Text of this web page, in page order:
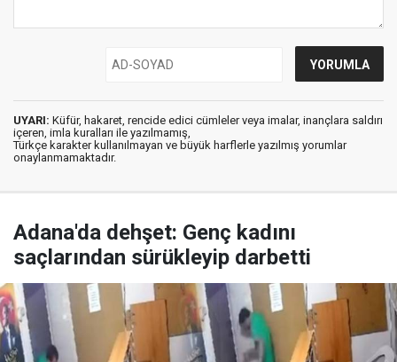
UYARI: Küfür, hakaret, rencide edici cümleler veya imalar, inançlara saldırı
içeren, imla kuralları ile yazılmamış,
Türkçe karakter kullanılmayan ve büyük harflerle yazılmış yorumlar
onaylanmamaktadır.
Adana'da dehşet: Genç kadını
saçlarından sürükleyip darbetti